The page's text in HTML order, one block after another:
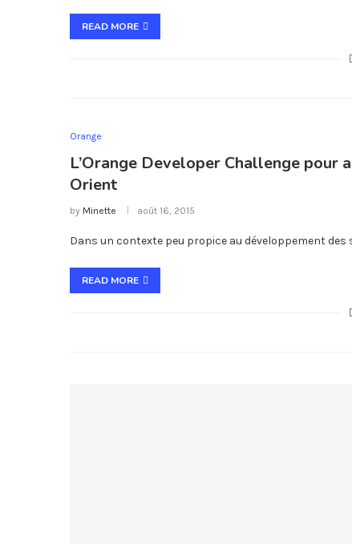
READ MORE
Orange
L’Orange Developer Challenge pour
Orient
by Minette août 16, 2015
Dans un contexte peu propice au développement
READ MORE